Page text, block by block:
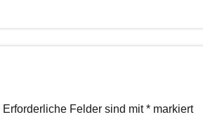
Erforderliche Felder sind mit* markiert